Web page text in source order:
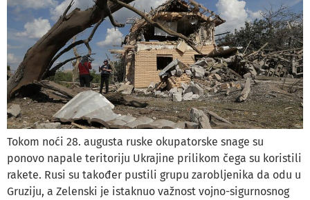
Tokom noći 28. augusta ruske okupatorske snage su
ponovo napale teritoriju Ukrajine prilikom čega su koristili
rakete. Rusi su također pustili grupu zarobljenika da odu u
Gruziju, a Zelenski je istaknuo važnost vojno-sigurnosnog